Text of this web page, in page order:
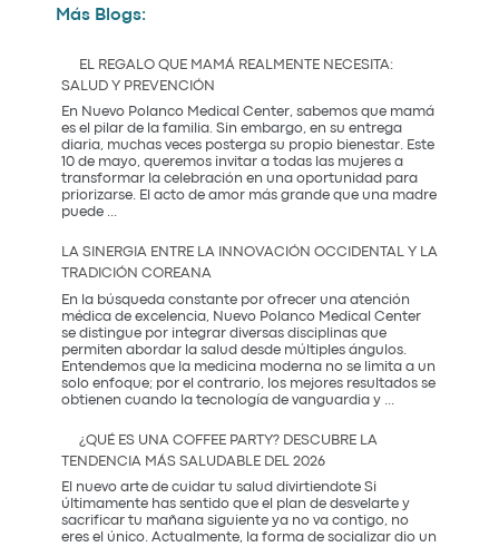
Más Blogs:
EL REGALO QUE MAMÁ REALMENTE NECESITA:
SALUD Y PREVENCIÓN
En Nuevo Polanco Medical Center, sabemos que mamá
es el pilar de la familia. Sin embargo, en su entrega
diaria, muchas veces posterga su propio bienestar. Este
10 de mayo, queremos invitar a todas las mujeres a
transformar la celebración en una oportunidad para
priorizarse. El acto de amor más grande que una madre
puede ...
que
Realmente
Necesita:
Salud
y
Prevención
LA SINERGIA ENTRE LA INNOVACIÓN OCCIDENTAL Y LA
TRADICIÓN COREANA
En la búsqueda constante por ofrecer una atención
médica de excelencia, Nuevo Polanco Medical Center
se distingue por integrar diversas disciplinas que
permiten abordar la salud desde múltiples ángulos.
Entendemos que la medicina moderna no se limita a un
solo enfoque; por el contrario, los mejores resultados se
obtienen cuando la tecnología de vanguardia y
y
la
Tradición
¿QUÉ ES UNA COFFEE PARTY? DESCUBRE LA
TENDENCIA MÁS SALUDABLE DEL 2026
El nuevo arte de cuidar tu salud divirtiendote Si
últimamente has sentido que el plan de desvelarte y
sacrificar tu mañana siguiente ya no va contigo, no
eres el único. Actualmente, la forma de socializar dio un